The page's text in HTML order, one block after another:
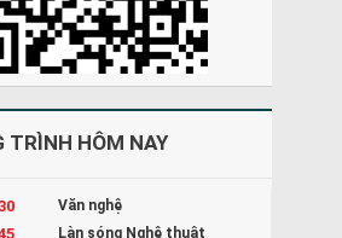
TRÌNH HÔM NAY
Văn nghệ
Làn sóng Nghệ thuật